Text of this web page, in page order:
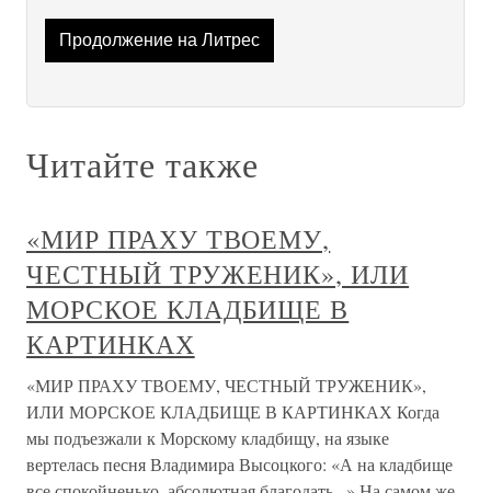
Продолжение на Литрес
Читайте также
«МИР ПРАХУ ТВОЕМУ,
ЧЕСТНЫЙ ТРУЖЕНИК», ИЛИ
МОРСКОЕ КЛАДБИЩЕ В
КАРТИНКАХ
«МИР ПРАХУ ТВОЕМУ, ЧЕСТНЫЙ ТРУЖЕНИК»,
ИЛИ МОРСКОЕ КЛАДБИЩЕ В КАРТИНКАХ Когда
мы подъезжали к Морскому кладбищу, на языке
вертелась песня Владимира Высоцкого: «А на кладбище